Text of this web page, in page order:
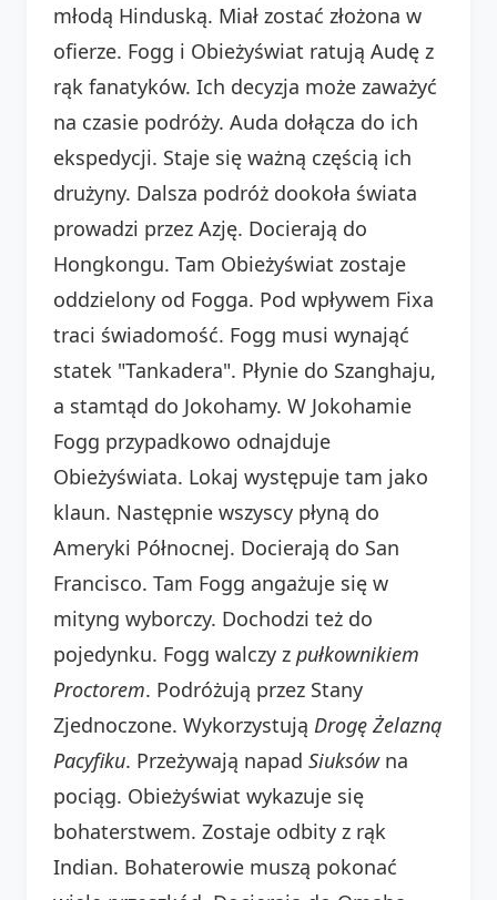
młodą Hinduską. Miał zostać złożona w
ofierze. Fogg i Obieżyświat ratują Audę z
rąk fanatyków. Ich decyzja może zaważyć
na czasie podróży. Auda dołącza do ich
ekspedycji. Staje się ważną częścią ich
drużyny. Dalsza podróż dookoła świata
prowadzi przez Azję. Docierają do
Hongkongu. Tam Obieżyświat zostaje
oddzielony od Fogga. Pod wpływem Fixa
traci świadomość. Fogg musi wynająć
statek "Tankadera". Płynie do Szanghaju,
a stamtąd do Jokohamy. W Jokohamie
Fogg przypadkowo odnajduje
Obieżyświata. Lokaj występuje tam jako
klaun. Następnie wszyscy płyną do
Ameryki Północnej. Docierają do San
Francisco. Tam Fogg angażuje się w
mityng wyborczy. Dochodzi też do
pojedynku. Fogg walczy z pułkownikiem
Proctorem. Podróżują przez Stany
Zjednoczone. Wykorzystują Drogę Żelazną
Pacyfiku. Przeżywają napad Siuksówna
pociąg. Obieżyświat wykazuje się
bohaterstwem. Zostaje odbity z rąk
Indian. Bohaterowie muszą pokonać